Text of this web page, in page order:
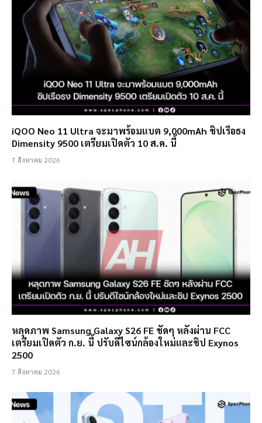
iQOO Neo 11 Ultra จะมาพร้อมแบต 9,000mAh ชิปเรือธง
Dimensity 9500 เตรียมเปิดตัว 10 ส.ค. นี้
7 สิงหาคม 2026
หลุดภาพ Samsung Galaxy S26 FE ชัดๆ หลังผ่าน FCC
เตรียมเปิดตัว ก.ย. นี้ ปรับดีไซน์กล้องใหม่และชิป Exynos
2500
7 สิงหาคม 2026